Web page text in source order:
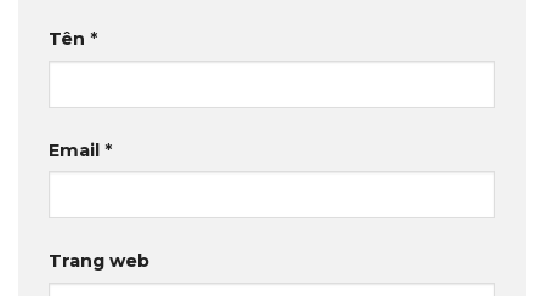
Tên *
Email *
Trang web